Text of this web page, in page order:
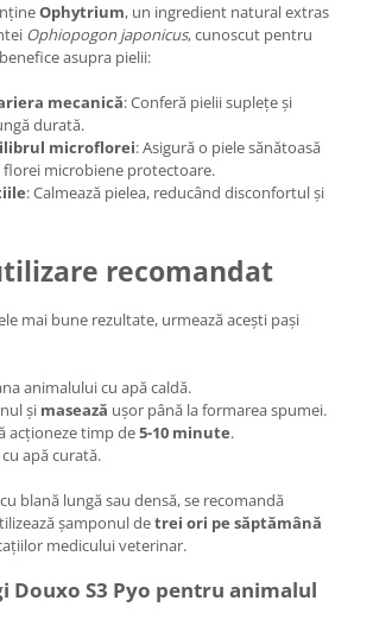
Ophytrium, un ingredient natural extras
Ophiopogon japonicus, cunoscut pentru
asupra pielii:​
mecanică: Conferă pielii suplețe și
durată.​
microflorei: Asigură o piele sănătoasă
microbiene protectoare.​
: Calmează pielea, reducând disconfortul și
recomandat
mai bune rezultate, urmează acești pași
animalului cu apă caldă.​
și masează ușor până la formarea spumei.​
acționeze timp de5-10 minute.​
apă curată.​
blană lungă sau densă, se recomandă
șamponul detrei ori pe săptămână
medicului veterinar.
Douxo S3 Pyo pentru animalul